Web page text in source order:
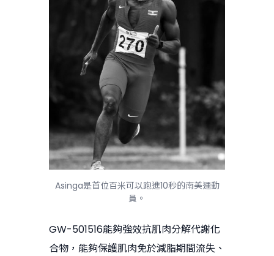
Asinga是首位百米可以跑進10秒的南美運動
員。
GW-501516能夠強效抗肌肉分解代謝化
合物，能夠保護肌肉免於減脂期間流失、